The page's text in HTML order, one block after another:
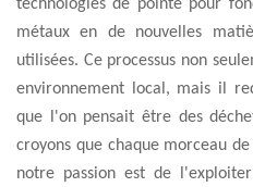
technologies de pointe pour
métaux en de nouvelles
utilisées. Ce processus non
environnement local, mais il
que l'on pensait être des
croyons que chaque morceau
notre passion est de